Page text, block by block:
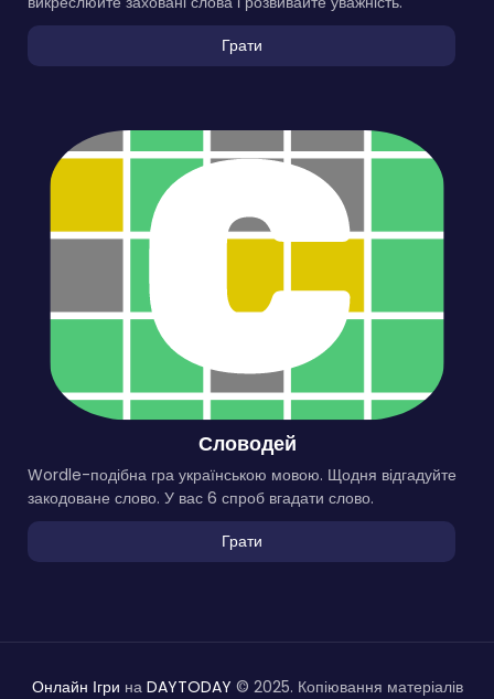
Грати
Словодей
Wordle-подібна гра українською мовою. Щодня відгадуйте
закодоване слово. У вас 6 спроб вгадати слово.
Грати
Онлайн Ігри на DAYTODAY © 2025. Копіювання матеріалів